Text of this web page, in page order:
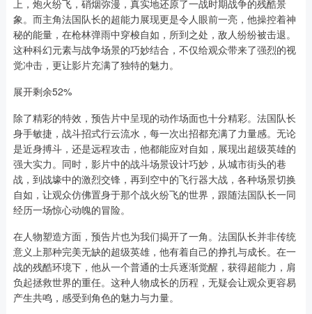
上，炮火纷飞，硝烟弥漫，真实地还原了一战时期战争的残酷景
象。而主角法国队长的超能力展现更是令人眼前一亮，他操控着神
秘的能量，在枪林弹雨中穿梭自如，所到之处，敌人纷纷被击退。
这种科幻元素与战争场景的巧妙结合，不仅给观众带来了强烈的视
觉冲击，更让影片充满了独特的魅力。
展开剩余52%
除了精彩的特效，预告片中呈现的动作场面也十分精彩。法国队长
身手敏捷，战斗招式行云流水，每一次出招都充满了力量感。无论
是近身搏斗，还是远程攻击，他都能应对自如，展现出超级英雄的
强大实力。同时，影片中的战斗场景设计巧妙，从城市街头的巷
战，到战壕中的激烈交锋，再到空中的飞行器大战，各种场景切换
自如，让观众仿佛置身于那个战火纷飞的世界，跟随法国队长一同
经历一场惊心动魄的冒险。
在人物塑造方面，预告片也为我们揭开了一角。法国队长并非传统
意义上那种完美无缺的超级英雄，他有着自己的挣扎与成长。在一
战的残酷环境下，他从一个普通的士兵逐渐觉醒，获得超能力，肩
负起拯救世界的重任。这种人物成长的历程，无疑会让观众更容易
产生共鸣，感受到角色的魅力与力量。